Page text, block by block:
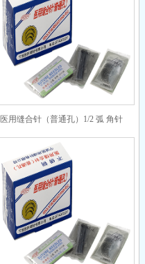
医用缝合针（普通孔）1/2 弧 角针
6×20